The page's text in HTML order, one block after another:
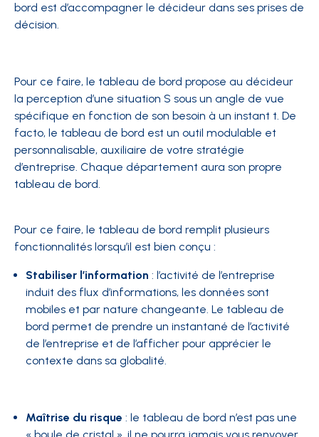
bord est d’accompagner le décideur dans ses prises de
décision.
Pour ce faire, le tableau de bord propose au décideur
la perception d’une situation S sous un angle de vue
spécifique en fonction de son besoin à un instant t. De
facto, le tableau de bord est un outil modulable et
personnalisable, auxiliaire de votre stratégie
d’entreprise. Chaque département aura son propre
tableau de bord.
Pour ce faire, le tableau de bord remplit plusieurs
fonctionnalités lorsqu’il est bien conçu :
Stabiliser l’information : l’activité de l’entreprise
induit des flux d’informations, les données sont
mobiles et par nature changeante. Le tableau de
bord permet de prendre un instantané de l’activité
de l’entreprise et de l’afficher pour apprécier le
contexte dans sa globalité.
Maîtrise du risque : le tableau de bord n’est pas une